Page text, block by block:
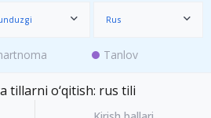
Rus
Tanlov
tillarni o‘qitish: rus tili